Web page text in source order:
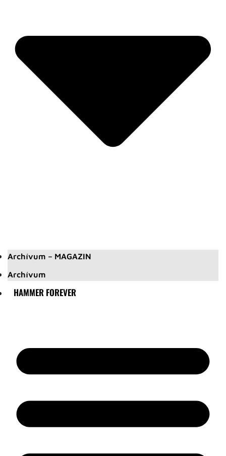
Archívum – MAGAZIN
Archívum
HAMMER FOREVER